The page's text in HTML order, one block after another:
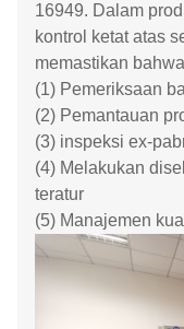
16949. Dalam
kontrol ketat atas
memastikan
(1) Pemeriksaan
(2) Pemantauan
(3) inspeksi ex-
(4) Melakukan
teratur
(5) Manajemen